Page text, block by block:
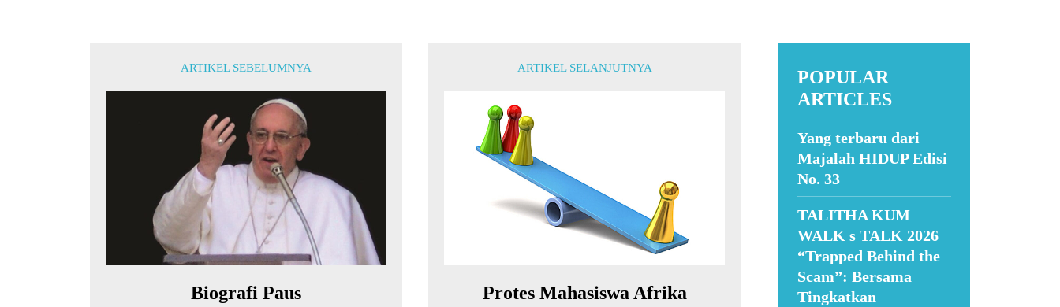
ARTIKEL SEBELUMNYA
Biografi Paus
ARTIKEL SELANJUTNYA
Protes Mahasiswa Afrika
POPULAR
ARTICLES
Yang terbaru dari
Majalah HIDUP Edisi
No. 33
TALITHA KUM
WALK s TALK 2026
“Trapped Behind the
Scam”: Bersama
Tingkatkan